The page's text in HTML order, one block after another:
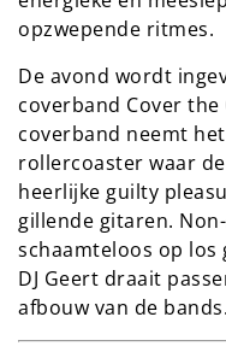
opzwepende ritmes.
De avond wordt
coverband Cover the
coverband neemt
rollercoaster waar
heerlijke guilty
gillende gitaren.
schaamteloos op los
DJ Geert draait
afbouw van de bands.